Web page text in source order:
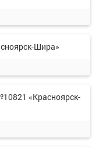
Шира»
«Красноярск-